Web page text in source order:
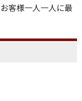
客様一人一人に最